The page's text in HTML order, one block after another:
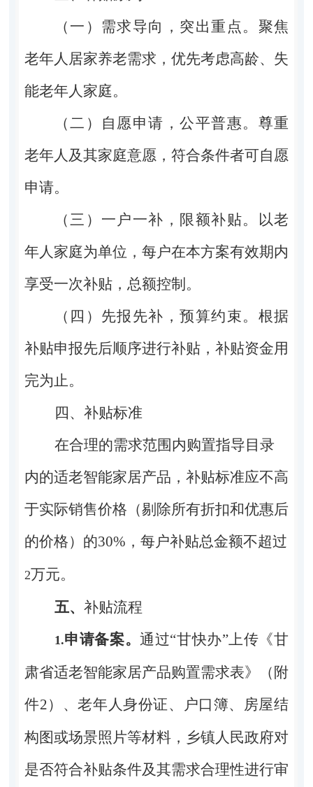
（一）需求导向，突出重点。聚焦
老年人居家养老需求，优先考虑高龄、失
能老年人家庭。
（二）自愿申请，公平普惠。尊重
老年人及其家庭意愿，符合条件者可自愿
申请。
（三）一户一补，限额补贴。以老
年人家庭为单位，每户在本方案有效期内
享受一次补贴，总额控制。
（四）先报先补，预算约束。根据
补贴申报先后顺序进行补贴，补贴资金用
完为止。
四、补贴标准
在合理的需求范围内购置指导目录
内的适老智能家居产品，补贴标准应不高
于实际销售价格（剔除所有折扣和优惠后
的价格）的30% ，每户补贴总金额不超过
2万元。
五、 补贴流程
1.申请备案。通过“甘快办”上传《甘
肃省适老智能家居产品购置需求表》（附
件2）、老年人身份证、户口簿、房屋结
构图或场景照片等材料，乡镇人民政府对
是否符合补贴条件及其需求合理性进行审